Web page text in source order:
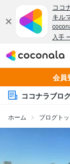
会員
ココナラブロ
ホーム ブログト